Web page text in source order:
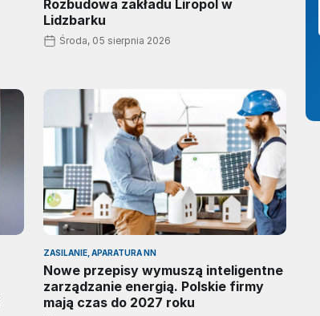
Rozbudowa zakładu Liropol w
Lidzbarku
Środa, 05 sierpnia 2026
ZASILANIE, APARATURA NN
Nowe przepisy wymuszą inteligentne
zarządzanie energią. Polskie firmy
mają czas do 2027 roku